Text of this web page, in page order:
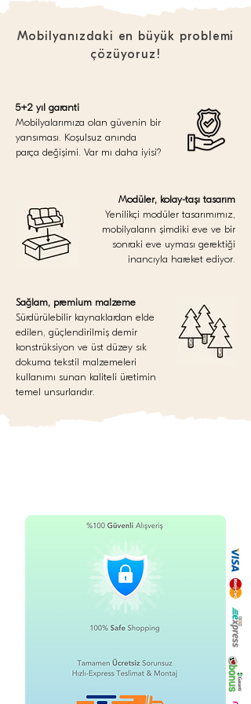
Mobilyanızdaki en büyük problemi
çözüyoruz!
5+2 yıl garanti
Mobilyalarımıza olan güvenin bir
yansıması. Koşulsuz anında
parça değişimi. Var mı daha iyisi?
Modüler, kolay-taşı tasarım
Yenilikçi modüler tasarımımız,
mobilyaların şimdiki eve ve bir
sonraki eve uyması gerektiği
inancıyla hareket ediyor.
Sağlam, premium malzeme
Sürdürülebilir kaynaklardan elde
edilen, güçlendirilmiş demir
konstrüksiyon ve üst düzey sık
dokuma tekstil malzemeleri
kullanımı sunan kaliteli üretimin
temel unsurlarıdır.